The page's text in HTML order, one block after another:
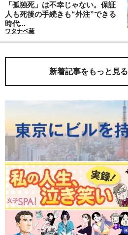
「孤独死」は不幸じゃない。保証
人も死後の手続きも“外注”できる
時代...
ワタナベ薫
新着記事をもっと見る